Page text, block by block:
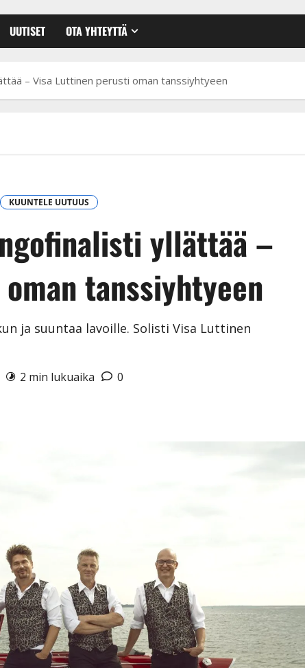
UUTISET OTA YHTEYTTÄ
– Visa Luttinen perusti oman tanssiyhtyeen
KUUNTELE UUTUUS
yllättää –
tanssiyhtyeen
ja suuntaa lavoille. Solisti Visa Luttinen
2 min lukuaika 0